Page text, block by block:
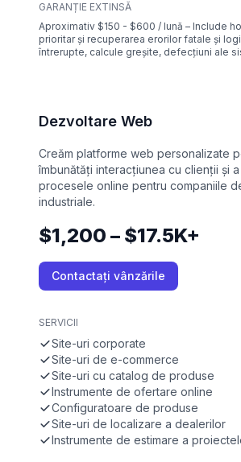
GARANȚIE EXTINSĂ
Aproximativ $150 - $600 / lună – Include
prioritar și recuperarea erorilor fatale și
întrerupte, calcule greșite, defecțiuni ale
Dezvoltare Web
Creăm platforme web personalizate
îmbunătăți interacțiunea cu clienții și
procesele online pentru companiile
industriale.
$1,200 – $17.5K+
Contactați vânzările
SERVICII
Site-uri corporate
Site-uri de e-commerce
Site-uri cu catalog de produse
Instrumente de ofertare online
Configuratoare de produse
Site-uri de localizare a dealerilor
Instrumente de estimare a